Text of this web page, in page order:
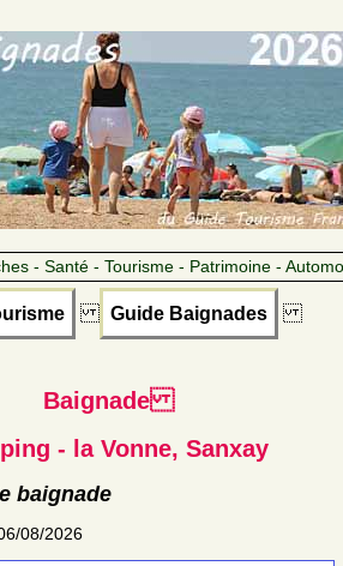
- Santé - Tourisme - Patrimoine -
Guide Baignades
Baignade
- la Vonne, Sanxay
baignade
08/2026